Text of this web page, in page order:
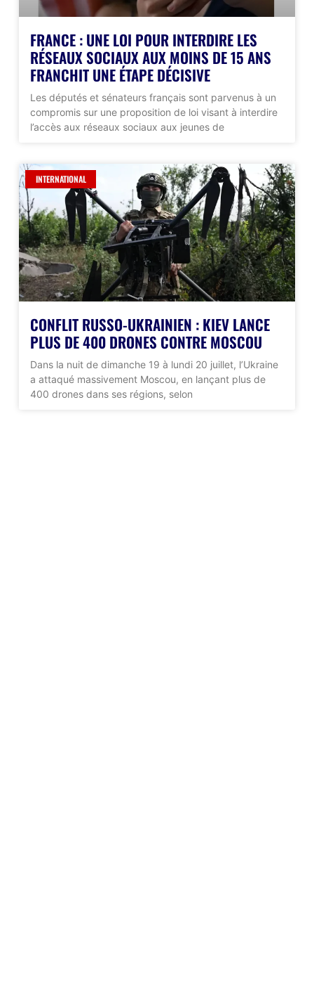
FRANCE : UNE LOI POUR INTERDIRE LES
RÉSEAUX SOCIAUX AUX MOINS DE 15 ANS
FRANCHIT UNE ÉTAPE DÉCISIVE
Les députés et sénateurs français sont parvenus à un
compromis sur une proposition de loi visant à interdire
l’accès aux réseaux sociaux aux jeunes de
INTERNATIONAL
CONFLIT RUSSO-UKRAINIEN : KIEV LANCE
PLUS DE 400 DRONES CONTRE MOSCOU
Dans la nuit de dimanche 19 à lundi 20 juillet, l’Ukraine
a attaqué massivement Moscou, en lançant plus de
400 drones dans ses régions, selon